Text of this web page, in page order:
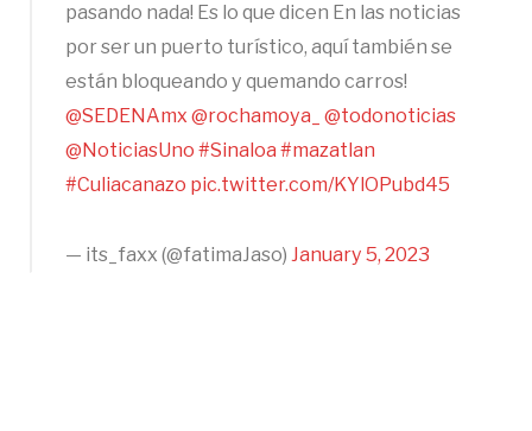
pasando nada! Es lo que dicen En las noticias
por ser un puerto turístico, aquí también se
están bloqueando y quemando carros!
@SEDENAmx @rochamoya_
@todonoticias
@NoticiasUno #Sinaloa #mazatlan
#Culiacanazo pic.twitter.com/KYlOPubd45
— its_faxx (@fatimaJaso) January 5, 2023